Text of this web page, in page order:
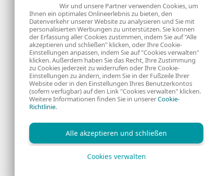
Über uns ESET
Kontakt Datenschutzerklärung
Rechtliche
Informationen
Cookies
RSS Feed
Wir und unsere Partner verwenden Cookies, um
Ihnen ein optimales Onlineerlebnis zu bieten, den
Datenverkehr unserer Website zu analysieren und Sie mit
personalisierten Werbungen zu unterstützen. Sie können
der Erfassung aller Cookies zustimmen, indem Sie auf "Alle
akzeptieren und schließen" klicken, oder Ihre Cookie-
Einstellungen anpassen, indem Sie auf "Cookies verwalten"
klicken. Außerdem haben Sie das Recht, Ihre Zustimmung
zu Cookies jederzeit zu widerrufen oder Ihre Cookie-
Einstellungen zu ändern, indem Sie in der Fußzeile Ihrer
Website oder in den Einstellungen Ihres Benutzerkontos
(sofern verfügbar) auf den Link "Cookies verwalten" klicken.
Weitere Informationen finden Sie in unsererCookie-
Richtlinie.
Alle akzeptieren und schließen
Cookies verwalten